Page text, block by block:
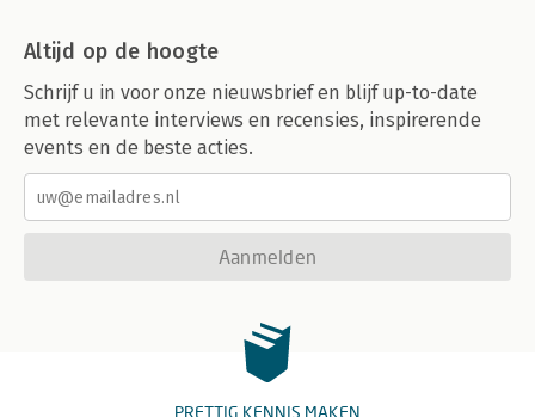
Altijd op de hoogte
Schrijf u in voor onze nieuwsbrief en blijf up-to-date
met relevante interviews en recensies, inspirerende
events en de beste acties.
Aanmelden
PRETTIG KENNIS MAKEN